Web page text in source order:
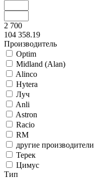
2 700
104 358.19
Производитель
Optim
Midland (Alan)
Alinco
Hytera
Луч
Anli
Astron
Racio
RM
другие производители
Терек
Цимус
Тип